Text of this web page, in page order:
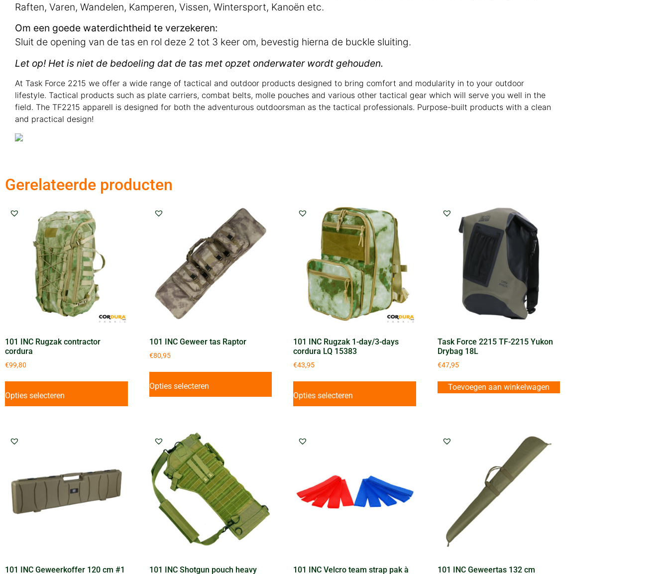
Raften, Varen, Wandelen, Kamperen, Vissen, Wintersport, Kanoën etc.
Om een goede waterdichtheid te verzekeren:
Sluit de opening van de tas en rol deze 2 tot 3 keer om, bevestig hierna de buckle sluiting.
Let op! Het is niet de bedoeling dat de tas met opzet onderwater wordt gehouden.
At Task Force 2215 we offer a wide range of tactical and outdoor products designed to bring comfort and modularity in to your outdoor
lifestyle. Tactical products such as plate carriers, combat belts, molle pouches and various other tactical gear which will serve you well in the
field. The TF2215 apparell is designed for both the adventurous outdoorsman as the tactical professionals. Purpose-built products with a clean
and practical design!
Gerelateerde producten
101 INC Rugzak contractor
cordura
€99,80
Opties selecteren
101 INC Geweer tas Raptor
€80,95
Opties selecteren
101 INC Rugzak 1-day/3-days
cordura LQ 15383
€43,95
Opties selecteren
Task Force 2215 TF-2215 Yukon
Drybag 18L
€47,95
Toevoegen aan winkelwagen
101 INC Geweerkoffer 120 cm #1 101 INC Shotgun pouch heavy 101 INC Velcro team strap pak à 101 INC Geweertas 132 cm